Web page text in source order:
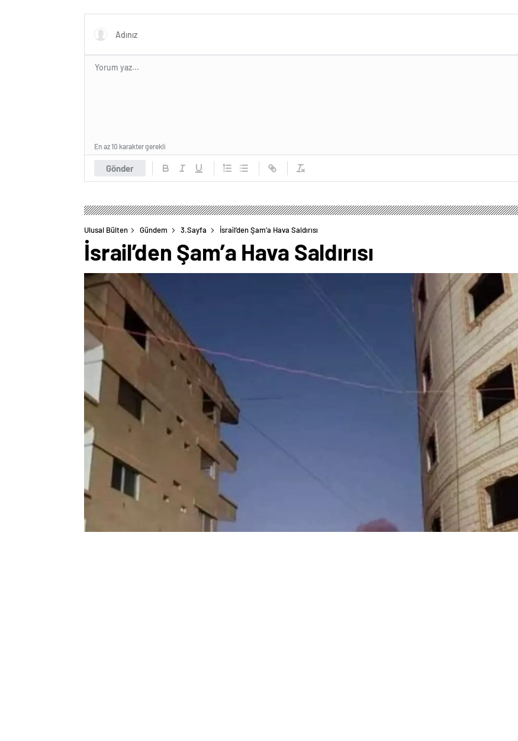
Gönder
En az 10 karakter gerekli
Ulusal Bülten Gündem 3.Sayfa İsrail’den Şam’a Hava Saldırısı
İsrail’den Şam’a Hava Saldırısı